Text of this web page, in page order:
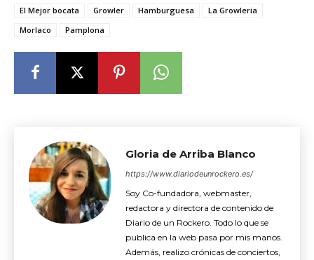
El Mejor bocata
Growler Hamburguesa
La Growleria
Morlaco
Pamplona
Gloria de Arriba Blanco
https://www.diariodeunrockero.es/
Soy Co-fundadora, webmaster,
redactora y directora de contenido de
Diario de un Rockero. Todo lo que se
publica en la web pasa por mis manos.
Además, realizo crónicas de conciertos,